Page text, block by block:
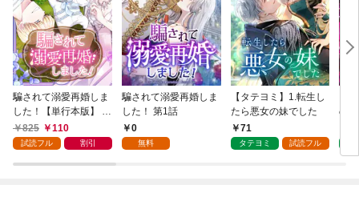
騙されて溺愛再婚しま
した！【単行本版】 1
巻825 110
試読フル 割引
騙されて溺愛再婚しま
した！ 第1話
0
無料
【タテヨミ】1.転生し
たら悪女の妹でした
71
タテヨミ 試読フル
の